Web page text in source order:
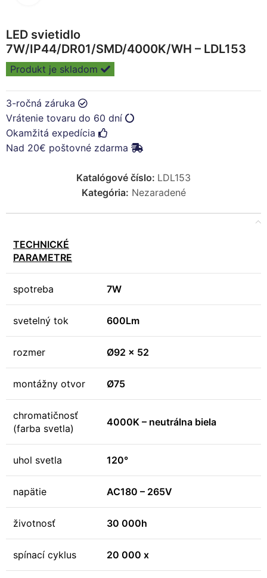
LED svietidlo
7W/IP44/DR01/SMD/4000K/WH – LDL153
Produkt je skladom
3-ročná záruka
Vrátenie tovaru do 60 dní
Okamžitá expedícia
Nad 20€ poštovné zdarma
Katalógové číslo: LDL153
Kategória: Nezaradené
TECHNICKÉ
PARAMETRE
spotreba 7W
svetelný tok 600Lm
rozmer Ø92 x 52
montážny otvor Ø75
chromatičnosť
(farba svetla)
4000K – neutrálna biela
uhol svetla 120°
napätie AC180 – 265V
životnosť 30 000h
spínací cyklus 20 000 x